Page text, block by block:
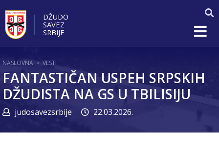
DŽUDO
SAVEZ
SRBIJE
NASLOVNA > VESTI
FANTASTIČAN USPEH SRPSKIH
DŽUDISTA NA GS U TBILISIJU
judosavezsrbije 22.03.2026.